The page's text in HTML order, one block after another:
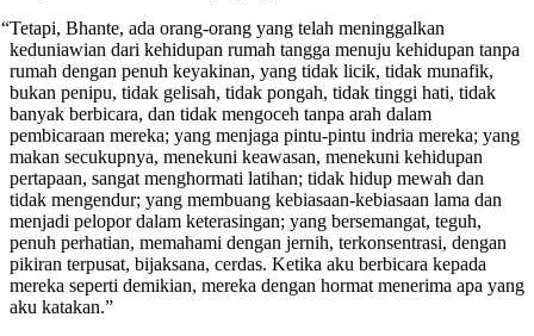
“Tetapi, Bhante, ada orang-orang yang telah meninggalkan
keduniawian dari kehidupan rumah tangga menuju kehidupan tanpa
rumah dengan penuh keyakinan, yang tidak licik, tidak munafik,
bukan penipu, tidak gelisah, tidak pongah, tidak tinggi hati, tidak
banyak berbicara, dan tidak mengoceh tanpa arah dalam
pembicaraan mereka; yang menjaga pintu-pintu indria mereka; yang
makan secukupnya, menekuni keawasan, menekuni kehidupan
pertapaan, sangat menghormati latihan; tidak hidup mewah dan
tidak mengendur; yang membuang kebiasaan-kebiasaan lama dan
menjadi pelopor dalam keterasingan; yang bersemangat, teguh,
penuh perhatian, memahami dengan jernih, terkonsentrasi, dengan
pikiran terpusat, bijaksana, cerdas. Ketika aku berbicara kepada
mereka seperti demikian, mereka dengan hormat menerima apa yang
aku katakan.”